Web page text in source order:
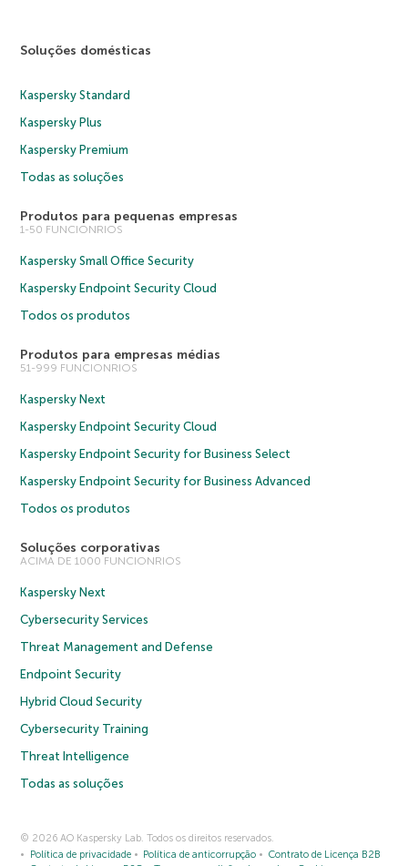
Soluções domésticas
Kaspersky Standard
Kaspersky Plus
Kaspersky Premium
Todas as soluções
Produtos para pequenas empresas
1-50 FUNCIONRIOS
Kaspersky Small Office Security
Kaspersky Endpoint Security Cloud
Todos os produtos
Produtos para empresas médias
51-999 FUNCIONRIOS
Kaspersky Next
Kaspersky Endpoint Security Cloud
Kaspersky Endpoint Security for Business Select
Kaspersky Endpoint Security for Business Advanced
Todos os produtos
Soluções corporativas
ACIMA DE 1000 FUNCIONRIOS
Kaspersky Next
Cybersecurity Services
Threat Management and Defense
Endpoint Security
Hybrid Cloud Security
Cybersecurity Training
Threat Intelligence
Todas as soluções
© 2026 AO Kaspersky Lab. Todos os direitos reservados.
Política de privacidade
Política de anticorrupção
Contrato de Licença B2B